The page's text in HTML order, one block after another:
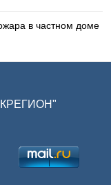
в частном доме